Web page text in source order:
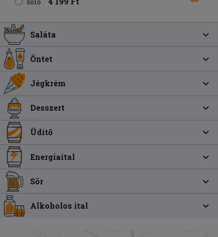
solo
Saláta
Öntet
Jégkrém
Desszert
Üdítő
Energiaital
Sör
Alkoholos ital